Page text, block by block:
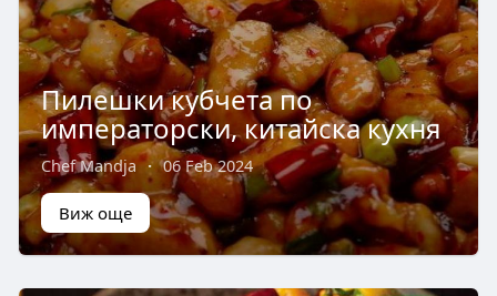
Пилешки кубчета по
императорски, китайска кухня
Chef Mandja · 06 Feb 2024
Виж още